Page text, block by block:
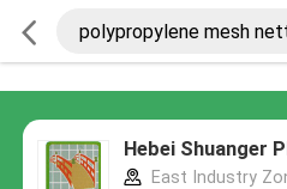
Hebei Shuanger
East Industry